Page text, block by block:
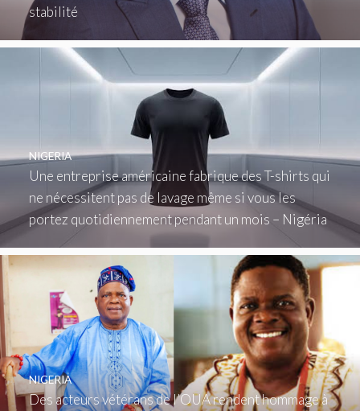
stabilité
Une entreprise américaine fabrique des T-shirts qui
ne nécessitent pas de lavage même si vous les
portez quotidiennement pendant un mois – Nigéria
NIGERIA
Des acteurs vétérans de l’OUA rendent hommage à
NIGERIA